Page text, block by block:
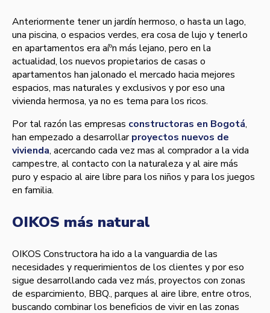
Anteriormente tener un jardí­n hermoso, o hasta un lago,
una piscina, o espacios verdes, era cosa de lujo y tenerlo
en apartamentos era aíºn más lejano, pero en la
actualidad, los nuevos propietarios de casas o
apartamentos han jalonado el mercado hacia mejores
espacios, mas naturales y exclusivos y por eso una
vivienda hermosa, ya no es tema para los ricos.
Por tal razón las empresas constructoras en Bogotá,
han empezado a desarrollarproyectos nuevos de
vivienda, acercando cada vez mas al comprador a la vida
campestre, al contacto con la naturaleza y al aire más
puro y espacio al aire libre para los niños y para los juegos
en familia.
OIKOS más natural
OIKOS Constructora ha ido a la vanguardia de las
necesidades y requerimientos de los clientes y por eso
sigue desarrollando cada vez más, proyectos con zonas
de esparcimiento, BBQ., parques al aire libre, entre otros,
buscando combinar los beneficios de vivir en las zonas